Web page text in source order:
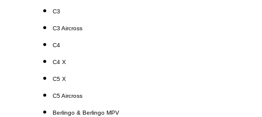
C3
C3 Aircross
C4
C4 X
C5 X
C5 Aircross
Berlingo & Berlingo MPV